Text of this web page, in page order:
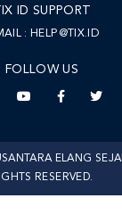
ID SUPPORT
: HELP@TIX.ID
FOLLOW US
ELANG
RESERVED.